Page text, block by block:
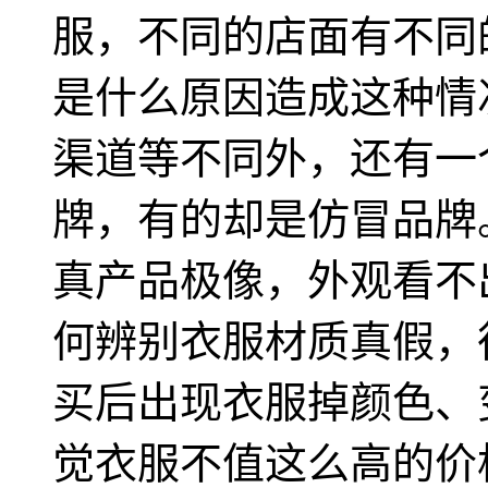
服，不同的店面有不
是什么原因造成这种
渠道等不同外，还有
牌，有的却是仿冒品
真产品极像，外观看
何辨别衣服材质真假
买后出现衣服掉颜色
觉衣服不值这么高的